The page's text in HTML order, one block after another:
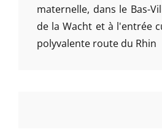
maternelle, dans le Bas-
de la Wacht et à l'entrée
polyvalente route du Rhin